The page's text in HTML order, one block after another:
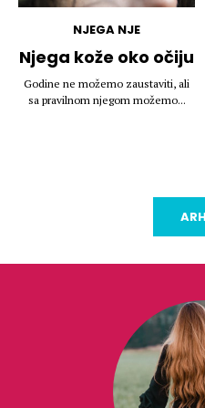
NJEGA NJE
Njega kože oko očiju
Godine ne možemo zaustaviti, ali
sa pravilnom njegom možemo...